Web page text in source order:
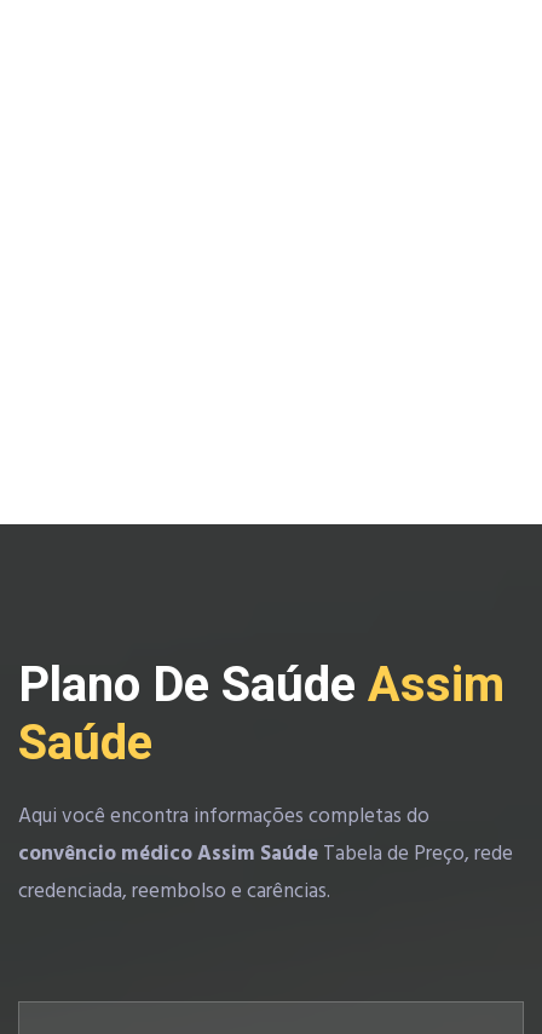
Plano De SaúdeAssim
Saúde
Aqui você encontra informações completas do
convêncio médico Assim Saúde Tabela de Preço, rede
credenciada, reembolso e carências.